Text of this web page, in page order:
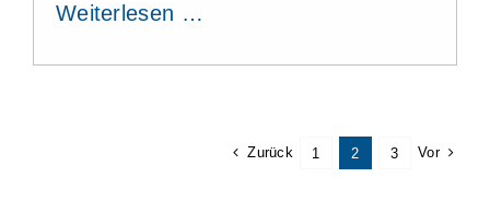
Weiterlesen …
Zurück 1 2 3 Vor